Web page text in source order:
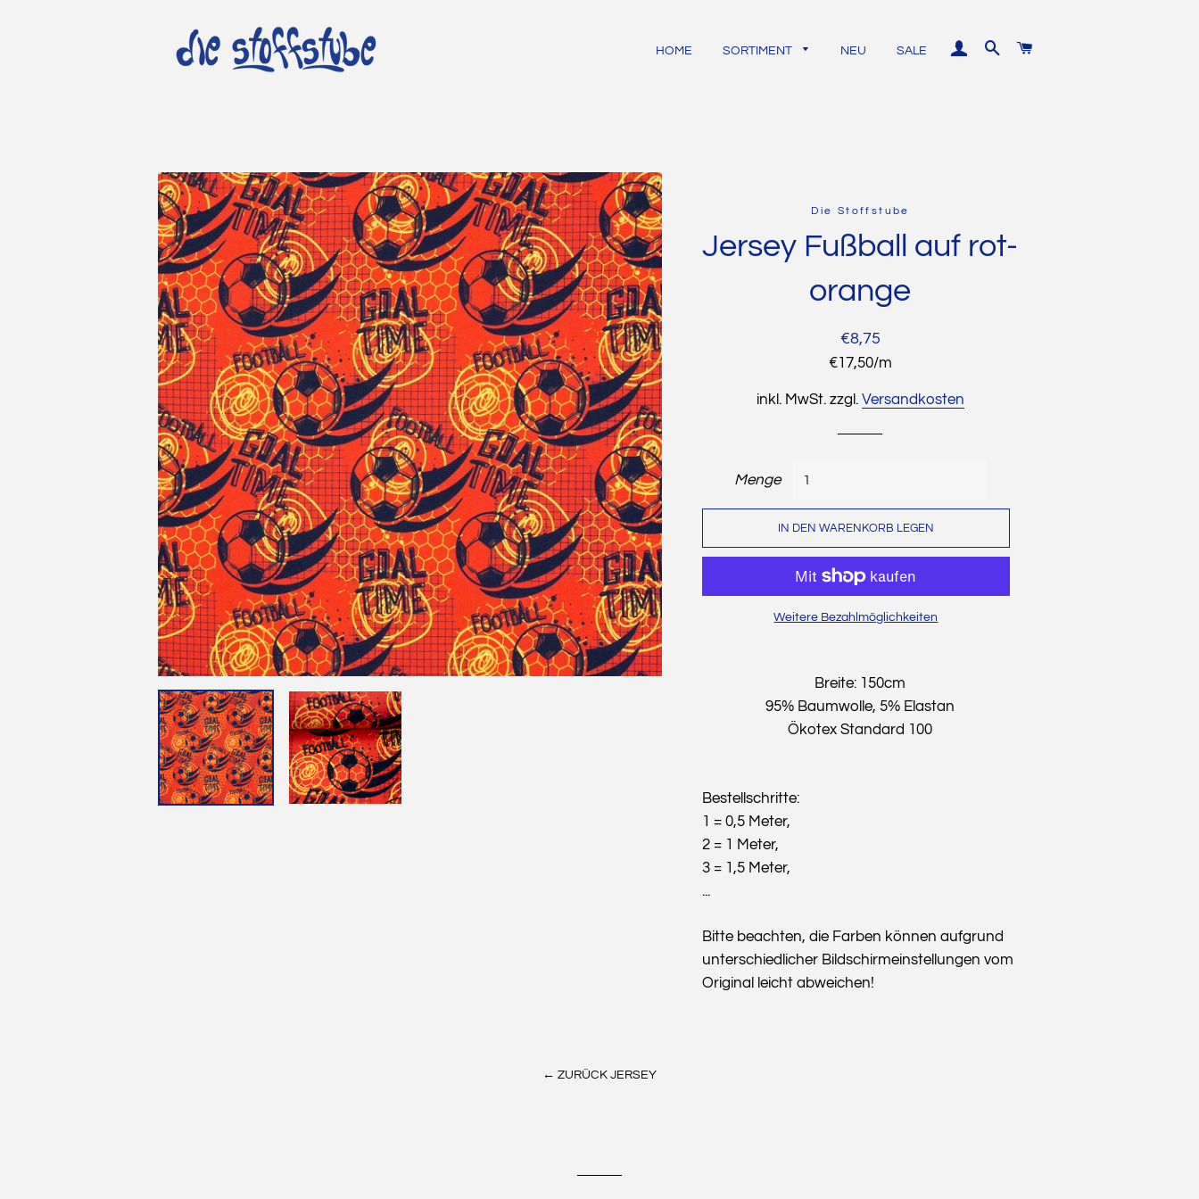
HOME SORTIMENT
French
Bündchen
Sweat
Waffelpique
Alpenfleece
Kurzwaren
Nähgarn
Kordel
Bügeleinlagen
NEU SALE EINLOGGEN
SUCHE
Die Stoffstube
Jersey Fußball auf rot-
orange
Normaler
Preis
Sonderpreis
€8,75
Stückpreis
€17,50/pro
m
inkl. MwSt. zzgl. Versandkosten
Menge
IN DEN WARENKORB LEGEN
Weitere Bezahlmöglichkeiten
Breite: 150cm
95% Baumwolle, 5% Elastan
Ökotex Standard 100
Bestellschritte:
1 = 0,5 Meter,
2 = 1 Meter,
3 = 1,5 Meter,
...
Bitte beachten, die Farben können aufgrund
unterschiedlicher Bildschirmeinstellungen vom
Original leicht abweichen!
← ZURÜCK JERSEY